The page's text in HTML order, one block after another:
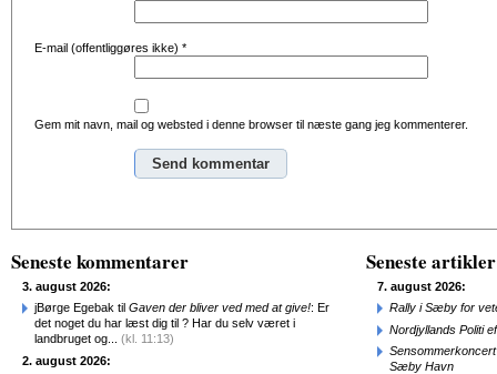
E-mail (offentliggøres ikke) *
Gem mit navn, mail og websted i denne browser til næste gang jeg kommenterer.
Seneste kommentarer
3. august 2026:
jBørge Egebak til Gaven der bliver ved med at give!: Er
det noget du har læst dig til ? Har du selv været i
landbruget og... (kl. 11:13)
2. august 2026:
Seneste artikler
7. august 2026:
Rally i Sæby for
Nordjyllands Politi
Sæby Havn